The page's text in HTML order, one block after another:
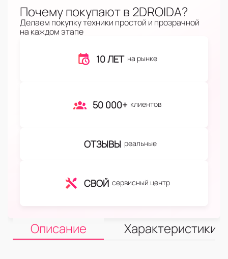
Почему покупают в 2DROIDA?
Делаем покупку техники простой и прозрачной
на каждом этапе
10 ЛЕТ на рынке
50 000+ клиентов
ОТЗЫВЫ реальные
СВОЙ сервисный центр
Описание Характеристики